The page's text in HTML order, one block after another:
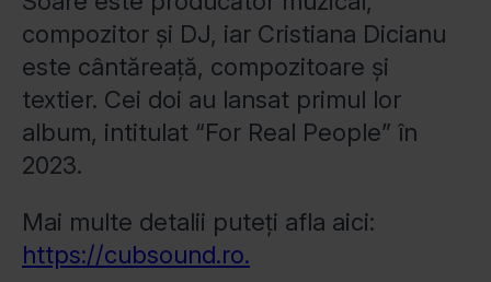
compozitor și DJ, iar Cristiana Dicianu
este cântăreață, compozitoare și
textier. Cei doi au lansat primul lor
album, intitulat “For Real People” în
2023.
Mai multe detalii puteți afla aici:
https://cubsound.ro.